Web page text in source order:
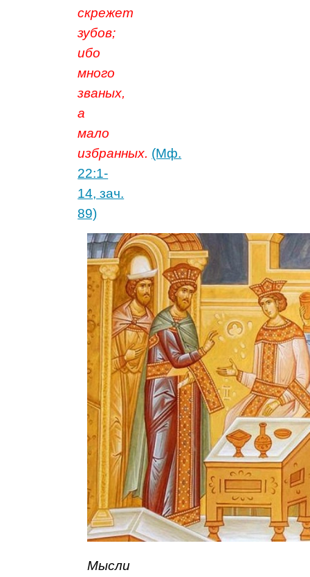
скрежет
зубов;
ибо
много
званых,
а
мало
избранных. (Мф.
22:1-
14, зач.
89)
Мысли